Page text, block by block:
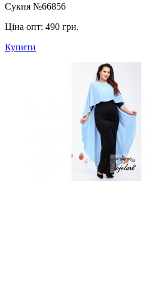
Сукня №66856
Ціна опт: 490 грн.
Купити